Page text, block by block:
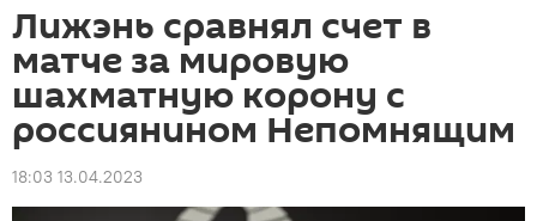
Лижэнь сравнял счет в
матче за мировую
шахматную корону с
россиянином Непомнящим
18:03 13.04.2023